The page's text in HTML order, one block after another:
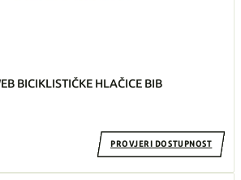
BICIKLISTIČKE HLAČICE BIB
PROVJERI DOSTUPNOST